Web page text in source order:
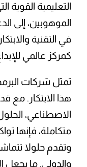
التعليمية القوية
الموهوبين، إلى
في التقنية
كمركز عالمي
تمثل شركات
هذا الابتكار. مع
الاصطناعي،
متكاملة، فإنها
وتقدم حلولا
والدولي. ما يجعل